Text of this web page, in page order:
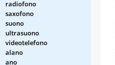
radiofono
saxofono
suono
ultrasuono
videotelefono
alano
ano